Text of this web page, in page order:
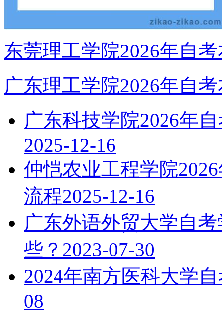
东莞理工学院2026年自
广东理工学院2026年自
广东科技学院2026年
2025-12-16
仲恺农业工程学院
流程2025-12-16
广东外语外贸大学自
些？ 2023-07-30
2024年南方医科大学
08